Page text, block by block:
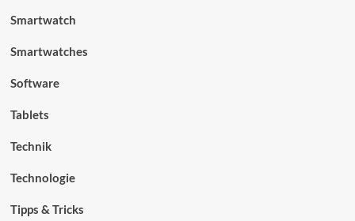
Smartwatch
Smartwatches
Software
Tablets
Technik
Technologie
Tipps & Tricks